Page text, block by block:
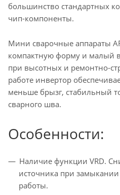
большинство стандартных
чип-компоненты.
Мини сварочные аппараты
компактную форму и малый
при высотных и ремонтно-
работе инвертор
меньше брызг, стабильный
сварного шва.
Особенности:
Наличие функции VRD.
источника при замыкании
работы.